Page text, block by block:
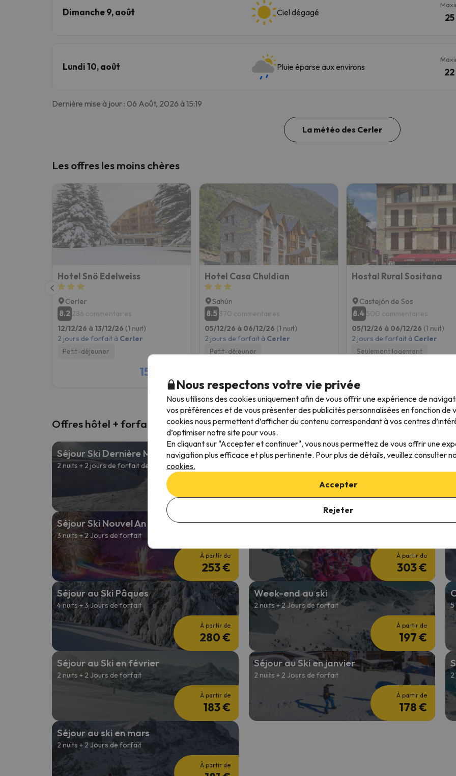
Dimanche 9, août Ciel dégagé
25
Lundi 10, août Pluie éparse aux environs
22
Dernière mise à jour : 06 Août, 2026 à 15:19
La météo des Cerler
Les offres les moins chères
Hotel Snö Edelweiss
Cerler
8.2 286 commentaires
12/12/26 à 13/12/26 (1 nuit)
2 jours de forfait à Cerler
Petit-déjeuner
156 €
Hotel Casa Chuldian
Sahún
8.5 370 commentaires
05/12/26 à 06/12/26 (1 nuit)
2 jours de forfait à Cerler
Petit-déjeuner
Hostal Rural Sositana
Castejón de Sos
8.4 500 commentaires
05/12/26 à 06/12/26 (1 nuit)
2 jours de forfait à Cerler
Seulement logement
Offres hôtel + forfait ski
Séjour Ski Dernière Minute
2 nuits + 2 jours de forfait de ski
208 €
Offres de ski 26/27
197 €
Séjour Ski Nouvel An
3 nuits + 2 Jours de forfait
À partir de
253 €
Séjour au Ski pas cher en janvier
À partir de
303 €
Séjour au Ski Pâques
4 nuits + 3 Jours de forfait
À partir de
280 €
Week-end au ski
2 nuits + 2 Jours de forfait
À partir de
197 €
5
Séjour au Ski en février
2 nuits + 2 Jours de forfait
À partir de
183 €
Séjour au Ski en janvier
2 nuits + 2 Jours de forfait
À partir de
178 €
Séjour au ski en mars
2 nuits + 2 Jours de forfait
À partir de
Nous respectons votre vie privée
Nous utilisons des cookies uniquement afin de vous offrir une expérience de
vos préférences et de vous présenter des publicités personnalisées en fonction de
cookies nous permettent d’afficher du contenu correspondant à vos centres
d’optimiser notre site pour vous.
En cliquant sur "Accepter et continuer", vous nous permettez de vous offrir une
navigation plus efficace et plus pertinente. Pour plus de détails, veuillez consulter
cookies.
Accepter
Rejeter